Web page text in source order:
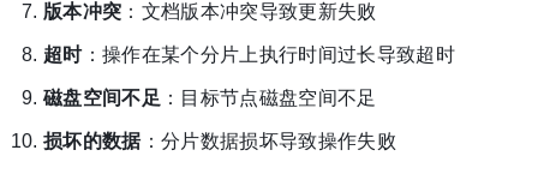
版本冲突 ：文档版本冲突导致更新失败
超时：操作在某个分片上执行时间过长导致超时
磁盘空间不足：目标节点磁盘空间不足
损坏的数据：分片数据损坏导致操作失败